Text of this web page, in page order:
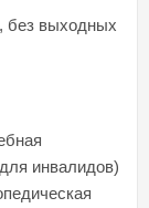
без выходных
инвалидов)